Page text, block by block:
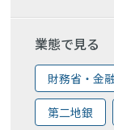
業態で見る
財務省・金
第二地銀